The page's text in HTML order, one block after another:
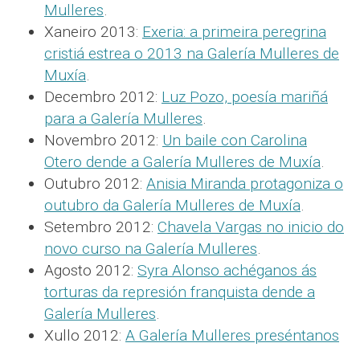
Mulleres.
Xaneiro 2013: Exeria: a primeira peregrina
cristiá estrea o 2013 na Galería Mulleres de
Muxía.
Decembro 2012: Luz Pozo, poesía mariñá
para a Galería Mulleres.
Novembro 2012: Un baile con Carolina
Otero dende a Galería Mulleres de Muxía.
Outubro 2012: Anisia Miranda protagoniza o
outubro da Galería Mulleres de Muxía.
Setembro 2012: Chavela Vargas no inicio do
novo curso na Galería Mulleres.
Agosto 2012: Syra Alonso achéganos ás
torturas da represión franquista dende a
Galería Mulleres.
Xullo 2012: A Galería Mulleres preséntanos